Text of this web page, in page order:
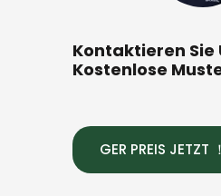
Kontaktieren Sie
Kostenlose
GER PREIS JETZT ！